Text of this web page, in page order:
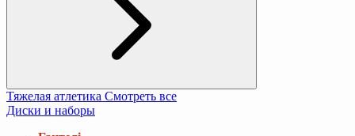
Тяжелая атлетика Смотреть все
Диски и наборы